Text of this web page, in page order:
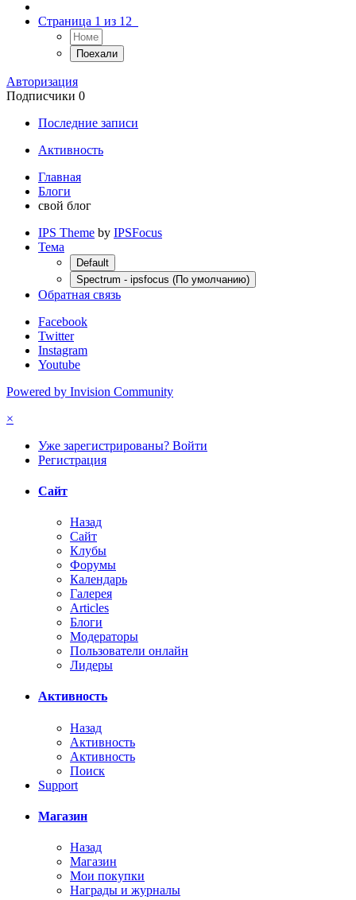
Страница 1 из 12
Авторизация
Подписчики 0
Последние записи
Активность
Главная
Блоги
свой блог
IPS Theme by IPSFocus
Тема
Default
Spectrum - ipsfocus (По умолчанию)
Обратная связь
Facebook
Twitter
Instagram
Youtube
Powered by Invision Community
×
Уже зарегистрированы? Войти
Регистрация
Сайт
Назад
Сайт
Клубы
Форумы
Календарь
Галерея
Articles
Блоги
Модераторы
Пользователи онлайн
Лидеры
Активность
Назад
Активность
Активность
Поиск
Support
Магазин
Назад
Магазин
Мои покупки
Награды и журналы